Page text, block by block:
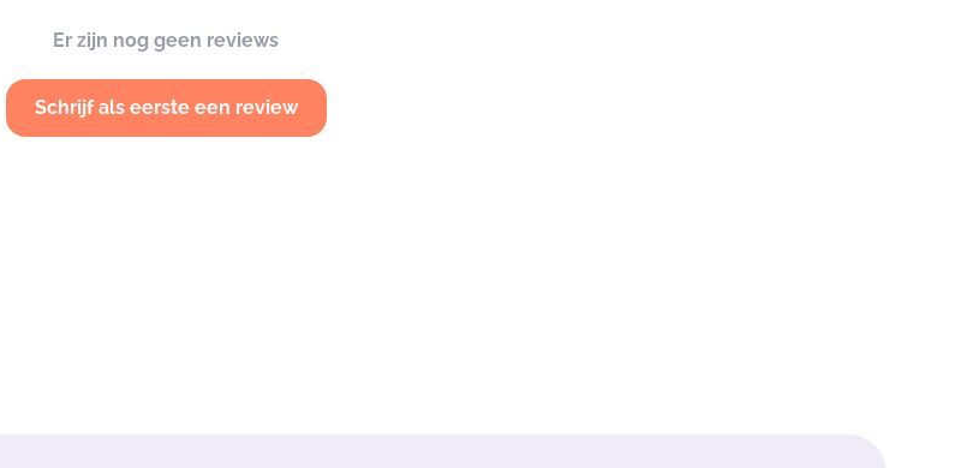
Er zijn nog geen reviews
Schrijf als eerste een review